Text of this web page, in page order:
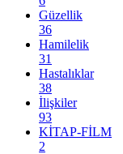
Güzellik
36
Hamilelik
31
Hastalıklar
38
İlişkiler
93
KİTAP-FİLM
2